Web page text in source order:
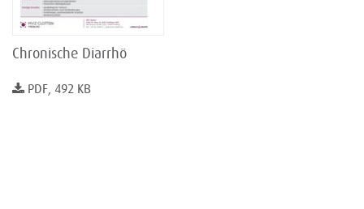
Chronische Diarrhö
PDF, 492 KB